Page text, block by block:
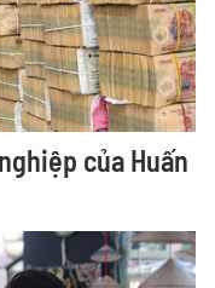
của Huấn